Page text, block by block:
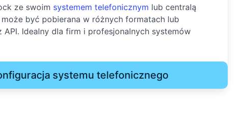
ze swoim systemem telefonicznym lub centralą
być pobierana w różnych formatach lub
Idealny dla firm i profesjonalnych systemów
systemu telefonicznego